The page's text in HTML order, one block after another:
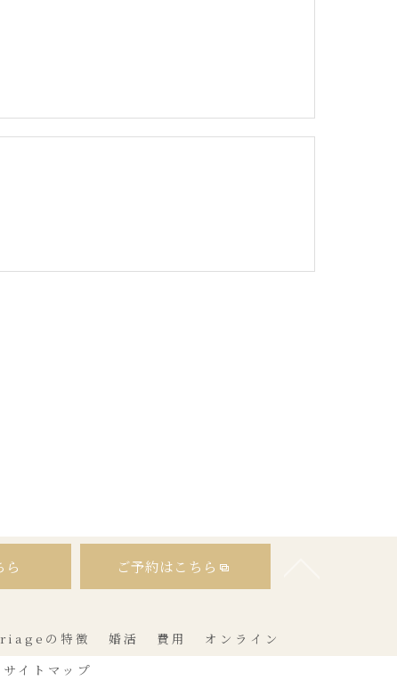
ら ご予約はこちら
の特徴 婚活 費用
オンライン
サイトマップ